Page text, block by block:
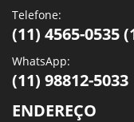
Telefone:
(11) 4565-0535
WhatsApp:
(11) 98812-5033
ENDEREÇO